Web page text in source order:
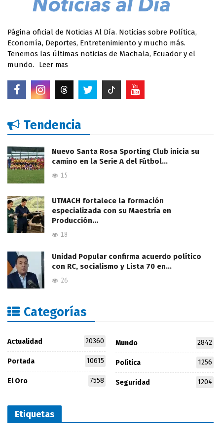
Página oficial de Noticias Al Día. Noticias sobre Política,
Economía, Deportes, Entretenimiento y mucho más.
Tenemos las últimas noticias de Machala, Ecuador y el
mundo.
Leer mas
Tendencia
Nuevo Santa Rosa Sporting Club inicia su
camino en la Serie A del Fútbol…
15
UTMACH fortalece la formación
especializada con su Maestría en
Producción…
18
Unidad Popular confirma acuerdo político
con RC, socialismo y Lista 70 en…
26
Categorías
Actualidad 20360
Portada 10615
El Oro 7558
Mundo 2842
Política 1256
Seguridad 1204
Etiquetas